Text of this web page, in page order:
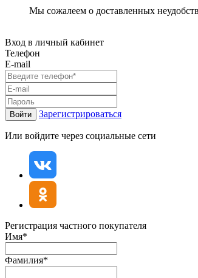
Мы сожалеем о доставленных
Вход в личный кабинет
Телефон
E-mail
Войти Зарегистрироваться
Или войдите через социальные сети
Регистрация частного покупателя
Имя*
Фамилия*